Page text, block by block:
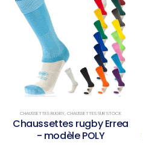
CHAUSSETTES RUGBY, CHAUSSETTES SUR STOCK
Chaussettes rugby Errea
- modèle POLY